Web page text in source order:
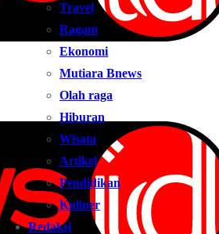
Travel
Ragam
Ekonomi
Mutiara Bnews
Olah raga
Hiburan
Wisata
Artikel
Pendidikan
Kuliner
Redaksi